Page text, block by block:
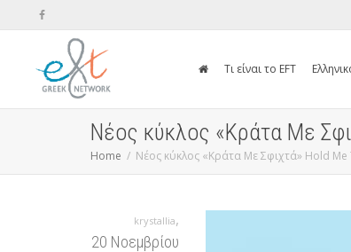
Τι είναι το EFT
Νέος κύκλος «Κράτα Με
Home Νέος κύκλος «Κράτα Με Σφιχτά» Hold
krystallia,
20 Νοεμβρίου